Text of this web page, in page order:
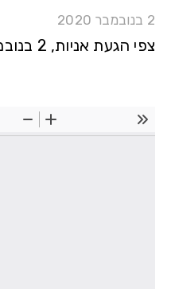
2 בנובמבר 2020
צפי הגעת אניות, 2 בנובמבר 2020